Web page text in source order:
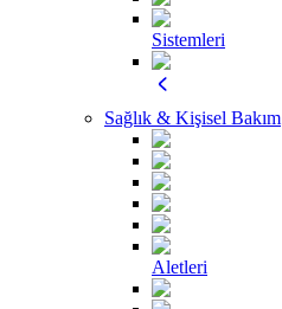
Sistemleri
Sağlık & Kişisel Bakım
Aletleri